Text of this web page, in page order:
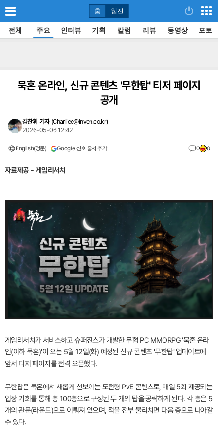
홈 웹진
전체 주요 인터뷰 기획 칼럼 리뷰 동영상 포토
묵혼 온라인, 신규 콘텐츠 '무한탑' 티저 페이지
공개
김찬휘 기자 (Charliee@inven.co.kr)
2026-05-06 12:42
English(영문) Google 선호 출처 추가 0 0
자료제공 - 게임리서치
게임리서치가 서비스하고 슈퍼진스가 개발한 무협 PC MMORPG '묵혼 온라
인(이하 묵혼)'이 오는 5월 12일(화) 예정된 신규 콘텐츠 '무한탑' 업데이트에
앞서 티저 페이지를 전격 오픈했다.
무한탑은 묵혼에서 새롭게 선보이는 도전형 PvE 콘텐츠로, 매일 5회 제공되는
입장 기회를 통해 총 100층으로 구성된 두 개의 탑을 공략하게 된다. 각 층은 5
개의 관문(라운드)으로 이뤄져 있으며, 적을 전부 물리치면 다음 층으로 나아갈
수 있다.